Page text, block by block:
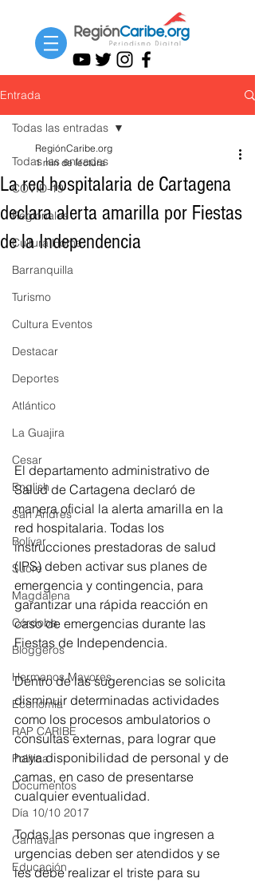
Entrada
Todas las entradas
COVID-19
Regionales
Cultura Home
Barranquilla
Turismo
Cultura Eventos
Destacar
Deportes
Atlántico
La Guajira
Cesar
English
San Andres
Bolívar
Sucre
Magdalena
Córdoba
Bloggeros
Hermanos Mayores
Economía
RAP CARIBE
Política
Documentos
Día 10/10 2017
Carnaval
Educación
Todas las entradas
La red hospitalaria de Cartagena
declara alerta amarilla por Fiestas
de la Independencia
RegiónCaribe.org
1 min de lectura
El departamento administrativo de
Salud de Cartagena declaró de
manera oficial la alerta amarilla en la
red hospitalaria. Todas los
instrucciones prestadoras de salud
(IPS) deben activar sus planes de
emergencia y contingencia, para
garantizar una rápida reacción en
caso de emergencias durante las
Fiestas de Independencia.
Dentro de las sugerencias se solicita
disminuir determinadas actividades
como los procesos ambulatorios o
consultas externas, para lograr que
haya disponibilidad de personal y de
camas, en caso de presentarse
cualquier eventualidad.
Todas las personas que ingresen a
urgencias deben ser atendidos y se
les debe realizar el triste para su